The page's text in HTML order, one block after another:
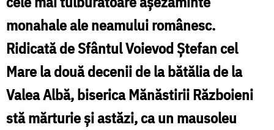
pelerinului
Foto:
Burlă
monahale ale neamului românesc.
Ridicată de Sfântul Voievod Ștefan cel
Mare la două decenii de la bătălia de la
Valea Albă, biserica Mănăstirii Războieni
stă mărturie și astăzi, ca un mausoleu